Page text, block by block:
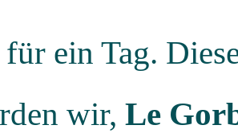
ein Tag.
wir, Le